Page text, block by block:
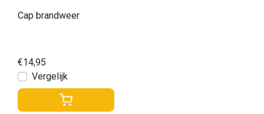
Cap brandweer
€14,95
Vergelijk